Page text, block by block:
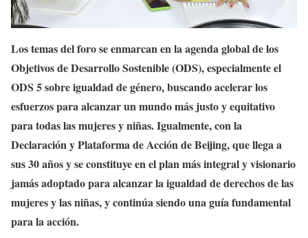
Los temas del foro se enmarcan en la agenda global de los
Objetivos de Desarrollo Sostenible (ODS), especialmente el
ODS 5 sobre igualdad de género, buscando acelerar los
esfuerzos para alcanzar un mundo más justo y equitativo
para todas las mujeres y niñas. Igualmente, con la
Declaración y Plataforma de Acción de Beijing, que llega a
sus 30 años y se constituye en el plan más integral y visionario
jamás adoptado para alcanzar la igualdad de derechos de las
mujeres y las niñas, y continúa siendo una guía fundamental
para la acción.